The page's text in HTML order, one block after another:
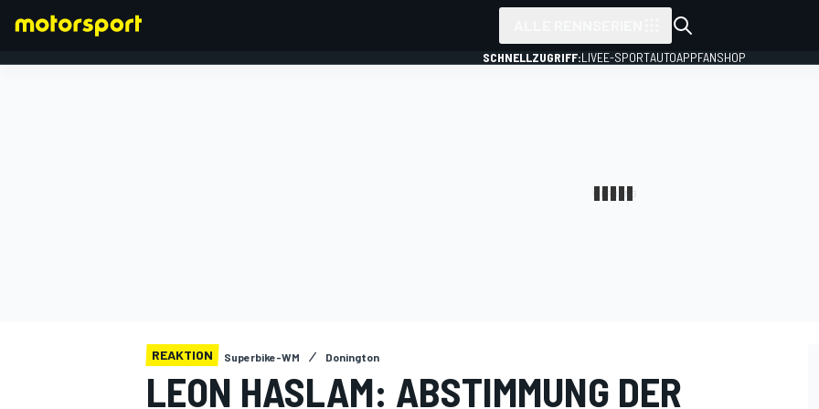
SCHNELLZUGRIFF:LIVEE-SPORTAUTOAPPFANSHOP
REAKTION Superbike-WM Donington
LEON HASLAM: ABSTIMMUNG DER